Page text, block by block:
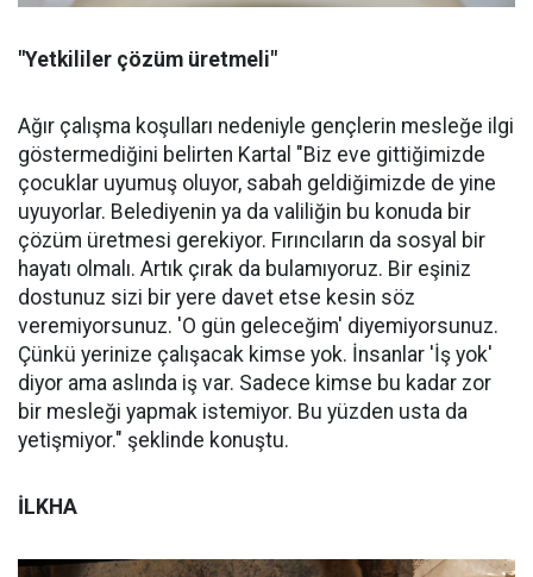
"Yetkililer çözüm üretmeli"
Ağır çalışma koşulları nedeniyle gençlerin mesleğe ilgi
göstermediğini belirten Kartal "Biz eve gittiğimizde
çocuklar uyumuş oluyor, sabah geldiğimizde de yine
uyuyorlar. Belediyenin ya da valiliğin bu konuda bir
çözüm üretmesi gerekiyor. Fırıncıların da sosyal bir
hayatı olmalı. Artık çırak da bulamıyoruz. Bir eşiniz
dostunuz sizi bir yere davet etse kesin söz
veremiyorsunuz. 'O gün geleceğim' diyemiyorsunuz.
Çünkü yerinize çalışacak kimse yok. İnsanlar 'İş yok'
diyor ama aslında iş var. Sadece kimse bu kadar zor
bir mesleği yapmak istemiyor. Bu yüzden usta da
yetişmiyor." şeklinde konuştu.
İLKHA